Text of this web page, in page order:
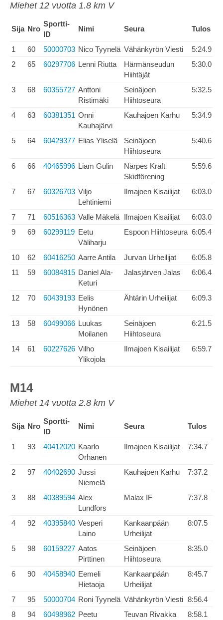
Miehet 12 vuotta 1.8 km V
Sija Nro
Sportti-
ID
Nimi Seura Tulos
1 60 50000703 Nico Tyynelä Vähänkyrön Viesti
5:24.9
2
65 60297706 Lenni Riutta
Härmänseudun
Hiihtäjät
5:30.0
3 68 60355727 Anttoni
Ristimäki
Seinäjoen
Hiihtoseura
5:32.5
4 63 60381351 Onni
Kauhajärvi
Kauhajoen Karhu 5:34.9
5 64 60429377 Elias Yliselä
Seinäjoen
Hiihtoseura
5:40.6
6 66 40465996 Liam Gulin
Närpes Kraft
Skidförening
5:59.6
7 67 60326703 Viljo
Lehtiniemi
Ilmajoen Kisailijat 6:03.0
7 71 60516363 Valle Mäkelä Ilmajoen Kisailijat
6:03.0
9
69 60299119 Eetu
Väliharju
Espoon Hiihtoseura 6:05.4
10 62 60416250 Aarre Antila Jurvan Urheilijat
6:05.8
11
59 60084815 Daniel Ala-
Keturi
Jalasjärven Jalas 6:06.4
12 70 60439193 Eelis
Hynönen
Ähtärin Urheilijat 6:09.3
13 58 60499066 Luukas
Moilanen
Seinäjoen
Hiihtoseura
6:21.5
14 61 60227626 Vilho
Ylikojola
Ilmajoen Kisailijat 6:59.7
M14
Miehet 14 vuotta 2.8 km V
Sija Nro
Sportti-
ID
Nimi Seura Tulos
1 93 40412020 Kaarlo
Orhanen
Ilmajoen Kisailijat 7:34.7
2 97 40402690 Jussi
Niemelä
Kauhajoen Karhu 7:37.2
3 88 40389594 Alex
Lundfors
Malax IF 7:37.8
4 92 40395840 Vesperi
Laino
Kankaanpään
Urheilijat
8:07.5
5 98 60159227 Aatos
Pirttinen
Seinäjoen
Hiihtoseura
8:35.0
6 90 40458940 Eemeli
Hietaoja
Kankaanpään
Urheilijat
8:45.7
7 95 50000704 Roni Tyynelä Vähänkyrön Viesti 8:56.4
8
94 60498962 Peetu
Teuvan Rivakka 8:58.1